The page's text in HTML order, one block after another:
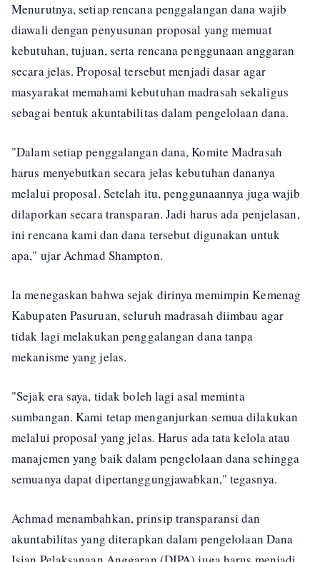
Menurutnya, setiap rencana penggalangan dana wajib
diawali dengan penyusunan proposal yang memuat
kebutuhan, tujuan, serta rencana penggunaan anggaran
secara jelas. Proposal tersebut menjadi dasar agar
masyarakat memahami kebutuhan madrasah sekaligus
sebagai bentuk akuntabilitas dalam pengelolaan dana.
"Dalam setiap penggalangan dana, Komite Madrasah
harus menyebutkan secara jelas kebutuhan dananya
melalui proposal. Setelah itu, penggunaannya juga wajib
dilaporkan secara transparan. Jadi harus ada penjelasan,
ini rencana kami dan dana tersebut digunakan untuk
apa," ujar Achmad Shampton.
Ia menegaskan bahwa sejak dirinya memimpin Kemenag
Kabupaten Pasuruan, seluruh madrasah diimbau agar
tidak lagi melakukan penggalangan dana tanpa
mekanisme yang jelas.
"Sejak era saya, tidak boleh lagi asal meminta
sumbangan. Kami tetap menganjurkan semua dilakukan
melalui proposal yang jelas. Harus ada tata kelola atau
manajemen yang baik dalam pengelolaan dana sehingga
semuanya dapat dipertanggungjawabkan," tegasnya.
Achmad menambahkan, prinsip transparansi dan
akuntabilitas yang diterapkan dalam pengelolaan Dana